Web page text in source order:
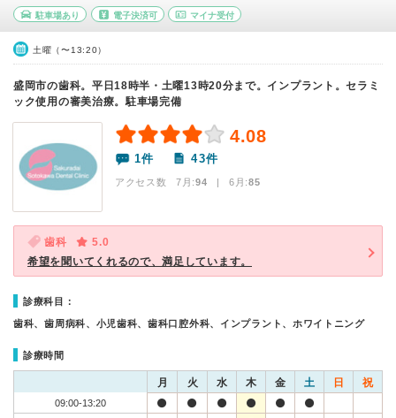
駐車場あり 電子決済可 マイナ受付
土曜（〜13:20）
盛岡市の歯科。平日18時半・土曜13時20分まで。インプラント。セラミ
ック使用の審美治療。駐車場完備
4.08
1件 43件
アクセス数 7月:94 | 6月:85
歯科
5.0
希望を聞いてくれるので、満足しています。
診療科目：
歯科、歯周病科、小児歯科、歯科口腔外科、インプラント、ホワイトニング
診療時間
月 火 水 木 金 土 日 祝
09:00-13:20